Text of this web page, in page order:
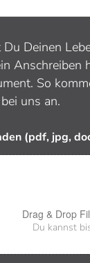
Deinen
Anschreiben
So
uns an.
(pdf, jpg,
Drag & Drop
Du kannst